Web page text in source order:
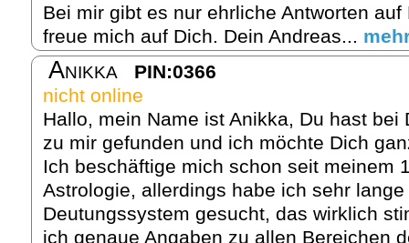
Bei mir gibt es nur ehrliche Antworten
freue mich auf Dich. Dein Andreas...
Anikka
PIN:0366
nicht online
Hallo, mein Name ist Anikka, Du hast bei
zu mir gefunden und ich möchte Dich
Ich beschäftige mich schon seit meinem
Astrologie, allerdings habe ich sehr
Deutungssystem gesucht, das wirklich
ich genaue Angaben zu allen Bereichen